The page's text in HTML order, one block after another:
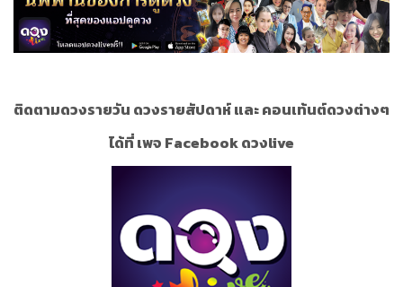
ติดตามดวงรายวัน ดวงรายสัปดาห์ และ คอนเท้นต์ดวงต่างๆ
ได้ที่ เพจ Facebook ดวงlive